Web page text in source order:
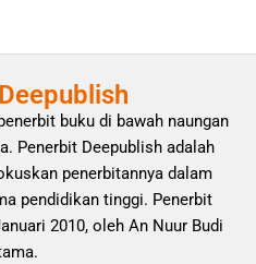
buku di bawah naungan
Penerbit Deepublish adalah
penerbitannya dalam
pendidikan tinggi. Penerbit
2010, oleh An Nuur Budi